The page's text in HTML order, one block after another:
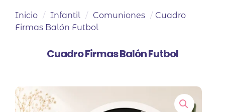
Inicio / Infantil / Comuniones / Cuadro
Firmas Balón Futbol
Cuadro Firmas Balón Futbol